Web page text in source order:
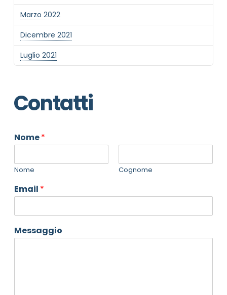
Marzo 2022
Dicembre 2021
Luglio 2021
Contatti
Nome*
Nome Cognome
Email *
Messaggio